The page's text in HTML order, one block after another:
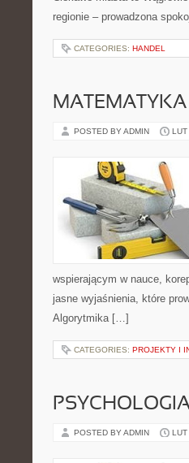
regionie – prowadzona
CATEGORIES: HANDEL
POSTED BY ADMIN
wspierającym w nauce,
jasne wyjaśnienia, które
Algorytmika […]
CATEGORIES: PROJEKTY I
POSTED BY ADMIN